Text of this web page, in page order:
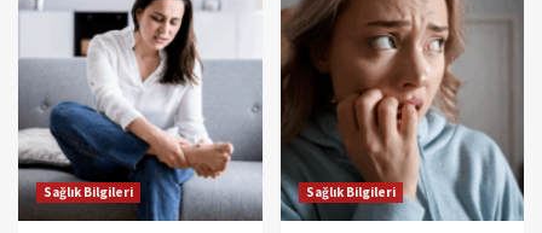
Sağlık Bilgileri Sağlık Bilgileri